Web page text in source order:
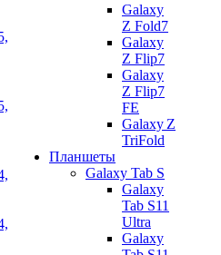
Galaxy
Z Fold7
Galaxy
Z Flip7
Galaxy
Z Flip7
FE
Galaxy Z
TriFold
Планшеты
Galaxy Tab S
Galaxy
Tab S11
Ultra
Galaxy